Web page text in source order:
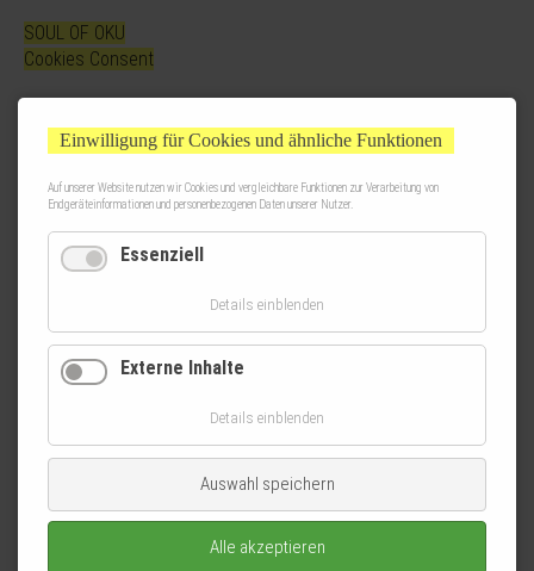
SOUL OF OKU
Cookies Consent
Einwilligung für Cookies und ähnliche Funktionen
Auf unserer Website nutzen wir Cookies und vergleichbare Funktionen zur Verarbeitung von
Endgeräteinformationen und personenbezogenen Daten unserer Nutzer.
Essenziell
Details einblenden
Externe Inhalte
Details einblenden
Auswahl speichern
Alle akzeptieren